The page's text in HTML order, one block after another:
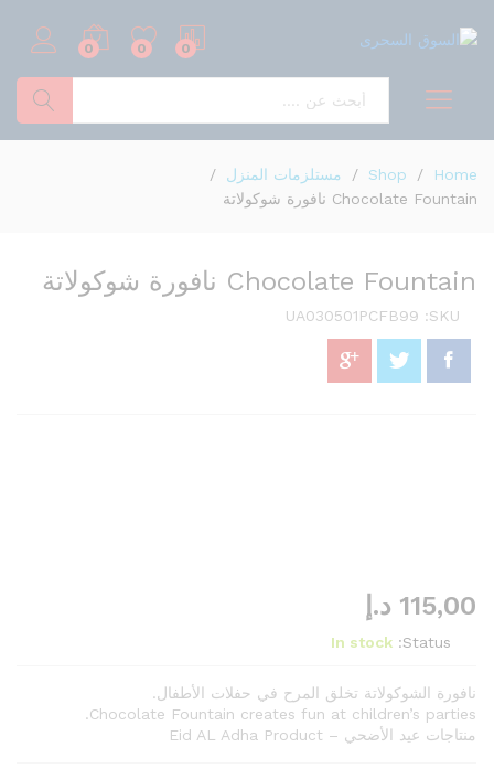
0
0
0
Home
/
Shop
/ مستلزمات المنزل
/
Chocolate Fountain نافورة شوكولاتة
Chocolate Fountain نافورة شوكولاتة
SKU:
UA030501PCFB99
115,00 د.إ
Status:
In stock
نافورة الشوكولاتة تخلق المرح في حفلات الأطفال.
Chocolate Fountain creates fun at children’s parties.
منتاجات عيد الأضحي – Eid AL Adha Product